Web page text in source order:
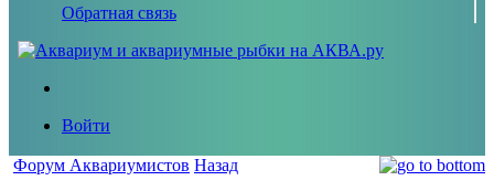
Обратная связь
Войти
Форум Аквариумистов Назад